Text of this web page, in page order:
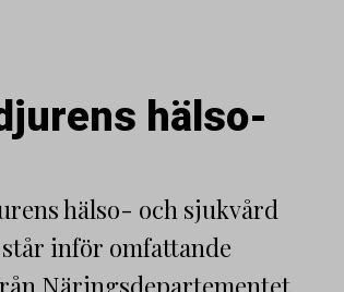
hälso-
hälso- och sjukvård
inför omfattande
Näringsdepartementet